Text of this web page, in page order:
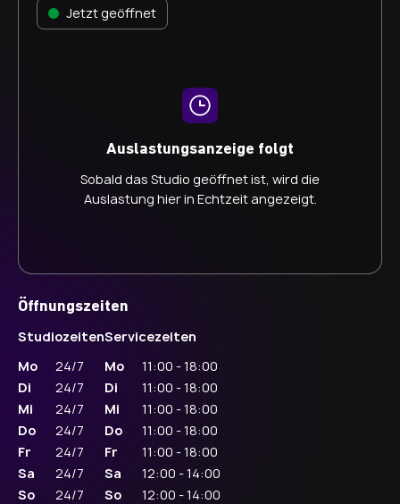
Jetzt geöffnet
Auslastungsanzeige folgt
Sobald das Studio geöffnet ist, wird die
Auslastung hier in Echtzeit angezeigt.
Öffnungszeiten
Studiozeiten
Mo
24/7
Di
24/7
Mi
24/7
Do
24/7
Fr
24/7
Sa
24/7
So
24/7
Servicezeiten
Mo
11:00 - 18:00
Di
11:00 - 18:00
Mi
11:00 - 18:00
Do
11:00 - 18:00
Fr
11:00 - 18:00
Sa
12:00 - 14:00
So
12:00 - 14:00